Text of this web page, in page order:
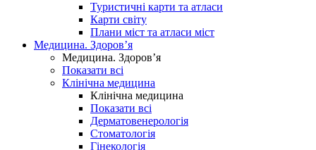
Туристичні карти та атласи
Карти світу
Плани міст та атласи міст
Медицина. Здоров’я
Медицина. Здоров’я
Показати всі
Клінічна медицина
Клінічна медицина
Показати всі
Дерматовенерологія
Стоматологія
Гінекологія